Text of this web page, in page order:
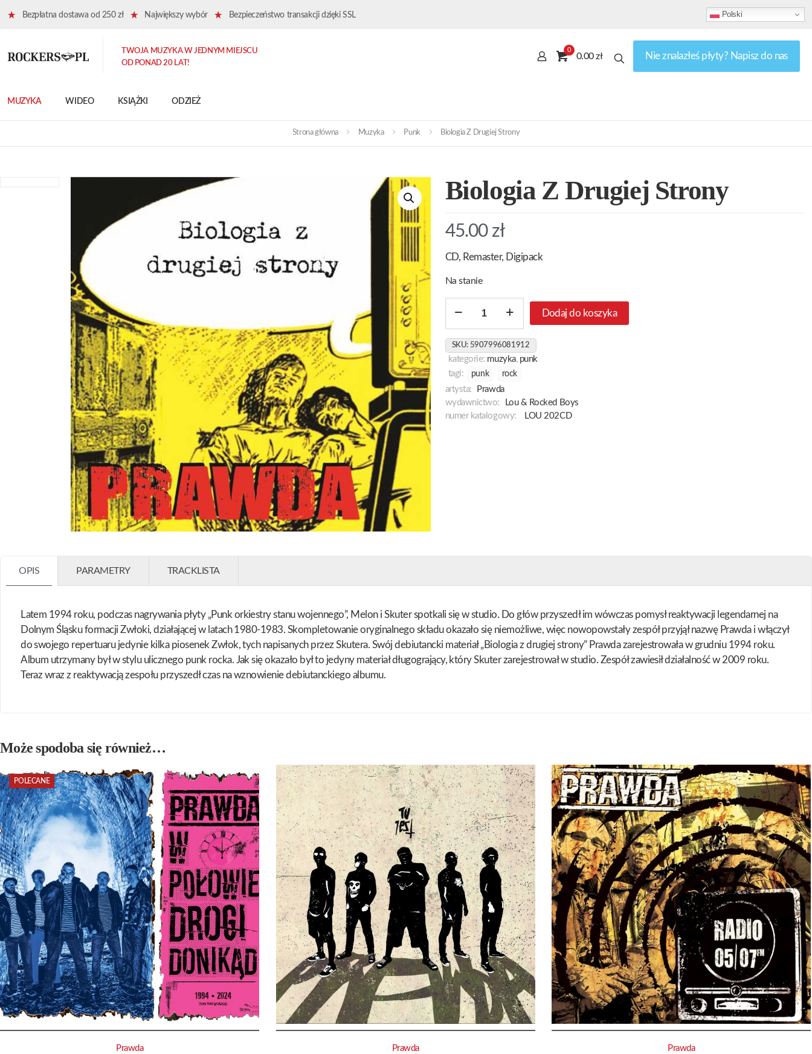
Bezpłatna dostawa od 250 zł Największy wybór Bezpieczeństwo transakcji dzięki SSL Polski
MUZYKA WIDEO KSIĄŻKI ODZIEŻ
TWOJA MUZYKA W JEDNYM MIEJSCU
OD PONAD 20 LAT!
0
0.00 zł Nie znalazłeś płyty? Napisz do nas
Strona główna Muzyka Punk Biologia Z Drugiej Strony
Biologia Z Drugiej Strony
45.00 zł
CD, Remaster, Digipack
Na stanie
Drugiej
Strony
Dodaj do koszyka
SKU: 5907996081912
kategorie: muzyka, punk
tagi:
punk rock
artysta:
Prawda
wydawnictwo:
Lou & Rocked Boys
numer katalogowy:
LOU 202CD
OPIS PARAMETRY TRACKLISTA
Latem 1994 roku, podczas nagrywania płyty „Punk orkiestry stanu wojennego”, Melon i Skuter spotkali się w studio. Do głów przyszedł im wówczas pomysł reaktywacji legendarnej na
Dolnym Śląsku formacji Zwłoki, działającej w latach 1980-1983. Skompletowanie oryginalnego składu okazało się niemożliwe, więc nowopowstały zespół przyjął nazwę Prawda i włączył
do swojego repertuaru jedynie kilka piosenek Zwłok, tych napisanych przez Skutera. Swój debiutancki materiał „Biologia z drugiej strony” Prawda zarejestrowała w grudniu 1994 roku.
Album utrzymany był w stylu ulicznego punk rocka. Jak się okazało był to jedyny materiał długogrający, który Skuter zarejestrował w studio. Zespół zawiesił działalność w 2009 roku.
Teraz wraz z reaktywacją zespołu przyszedł czas na wznowienie debiutanckiego albumu.
Może spodoba się również…
POLECANE
Prawda Prawda Prawda